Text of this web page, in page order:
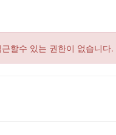
할수 있는 권한이 없습니다.